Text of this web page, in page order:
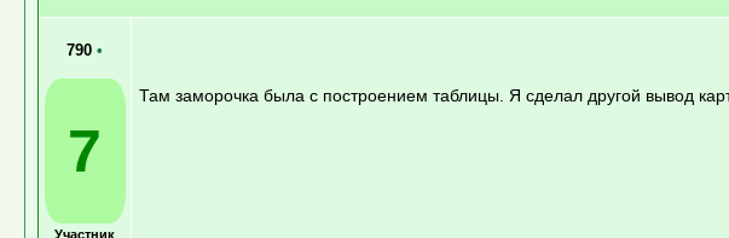
790 •
7
Участник
Там заморочка была с построением таблицы. Я сделал другой вывод